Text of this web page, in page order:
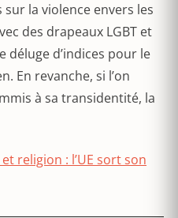
la violence envers les
des drapeaux LGBT et
déluge d’indices pour le
En revanche, si l’on
à sa transidentité, la
religion : l’UE sort son